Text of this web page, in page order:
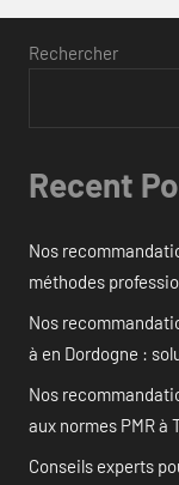
Rechercher
Recent
Nos
méthodes
Nos
à en Dordogne :
Nos
aux normes PMR
Conseils experts